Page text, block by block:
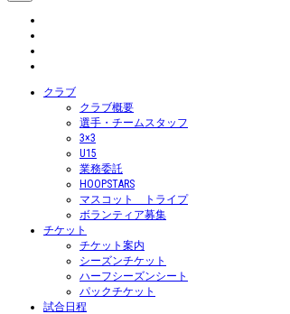
クラブ
クラブ概要
選手・チームスタッフ
3×3
U15
業務委託
HOOPSTARS
マスコット トライプ
ボランティア募集
チケット
チケット案内
シーズンチケット
ハーフシーズンシート
パックチケット
試合日程